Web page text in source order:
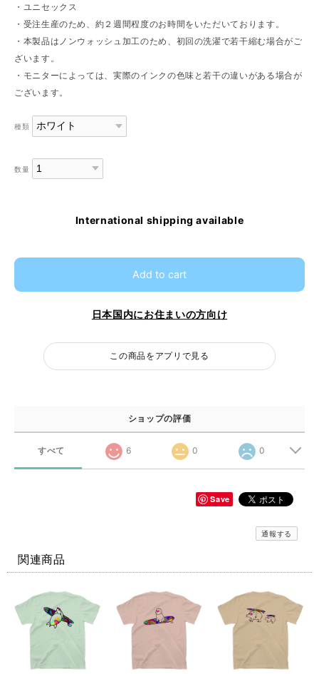
・ユニセックス
・受注生産のため、約２週間程度のお時間をいただいております。
・本製品はノンウォッシュ加工のため、初回の洗濯で若干縮む場合がご
ざいます。
・モニターによっては、実際のインクの色味と若干の違いがある場合が
ございます。
種類
数量
International shipping available
Add to cart
日本国内にお住まいの方向け
この商品をアプリで見る
ショップの評価
すべて 6 0 0
Save
通報する
関連商品